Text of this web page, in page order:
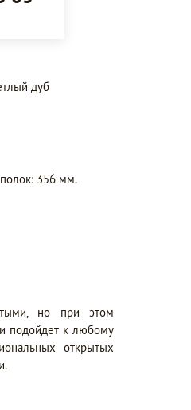
дуб
356 мм.
но при этом
подойдет к любому
открытых